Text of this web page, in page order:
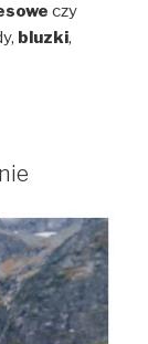
czy
bluzki,